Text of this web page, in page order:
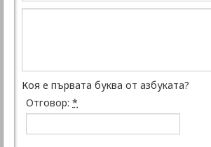
Коя е първата буква от азбуката?
Отговор: *